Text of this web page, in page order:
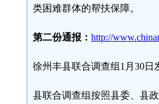
类困难群体的帮扶保障。
第二份通报： http://
徐州丰县联合调查组1月30
县联合调查组按照县委、县